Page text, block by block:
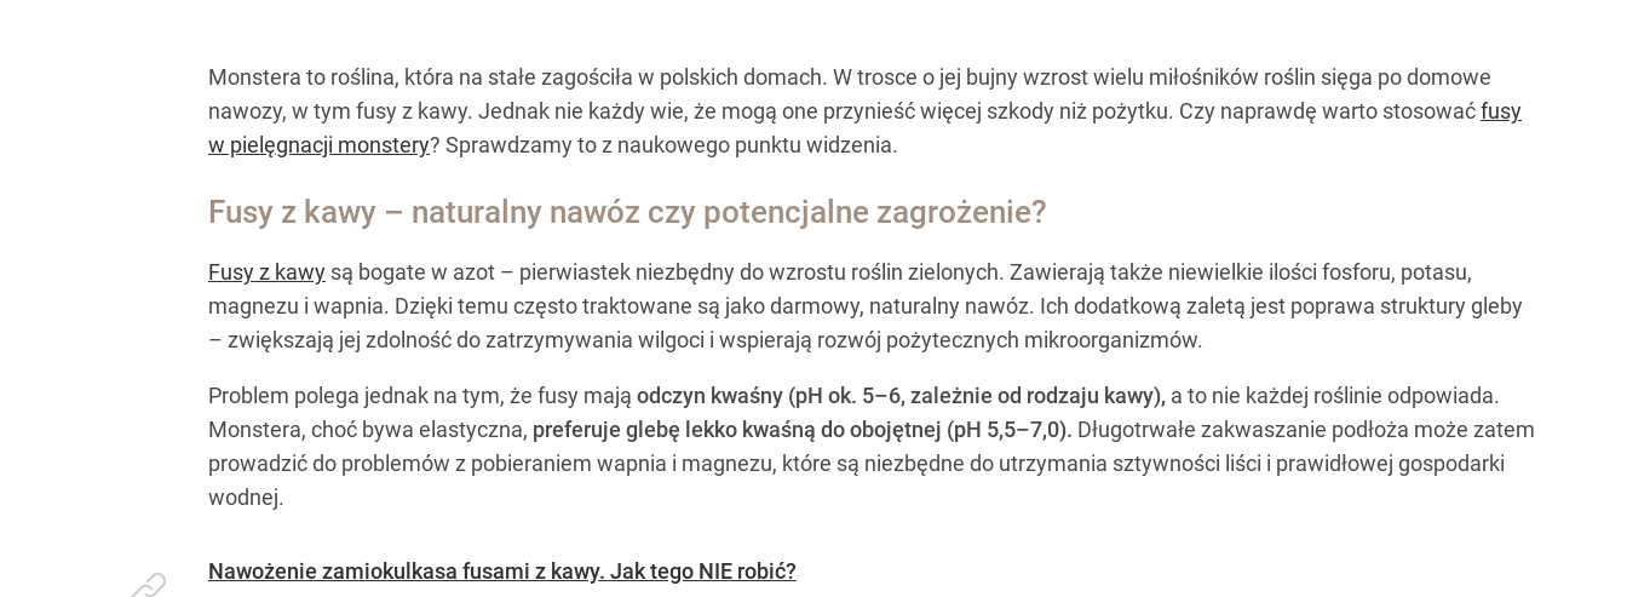
Monstera to roślina, która na stałe zagościła w polskich domach. W trosce o jej bujny wzrost wielu miłośników roślin sięga po domowe
nawozy, w tym fusy z kawy. Jednak nie każdy wie, że mogą one przynieść więcej szkody niż pożytku. Czy naprawdę warto stosowaćfusy
w pielęgnacji monstery? Sprawdzamy to z naukowego punktu widzenia.
Fusy z kawy – naturalny nawóz czy potencjalne zagrożenie?
Fusy z kawy są bogate w azot – pierwiastek niezbędny do wzrostu roślin zielonych. Zawierają także niewielkie ilości fosforu, potasu,
magnezu i wapnia. Dzięki temu często traktowane są jako darmowy, naturalny nawóz. Ich dodatkową zaletą jest poprawa struktury gleby
– zwiększają jej zdolność do zatrzymywania wilgoci i wspierają rozwój pożytecznych mikroorganizmów.
Problem polega jednak na tym, że fusy mają odczyn kwaśny (pH ok. 5–6, zależnie od rodzaju kawy), a to nie każdej roślinie odpowiada.
Monstera, choć bywa elastyczna, preferuje glebę lekko kwaśną do obojętnej (pH 5,5–7,0). Długotrwałe zakwaszanie podłoża może zatem
prowadzić do problemów z pobieraniem wapnia i magnezu, które są niezbędne do utrzymania sztywności liści i prawidłowej gospodarki
wodnej.
Nawożenie zamiokulkasa fusami z kawy. Jak tego NIE robić?